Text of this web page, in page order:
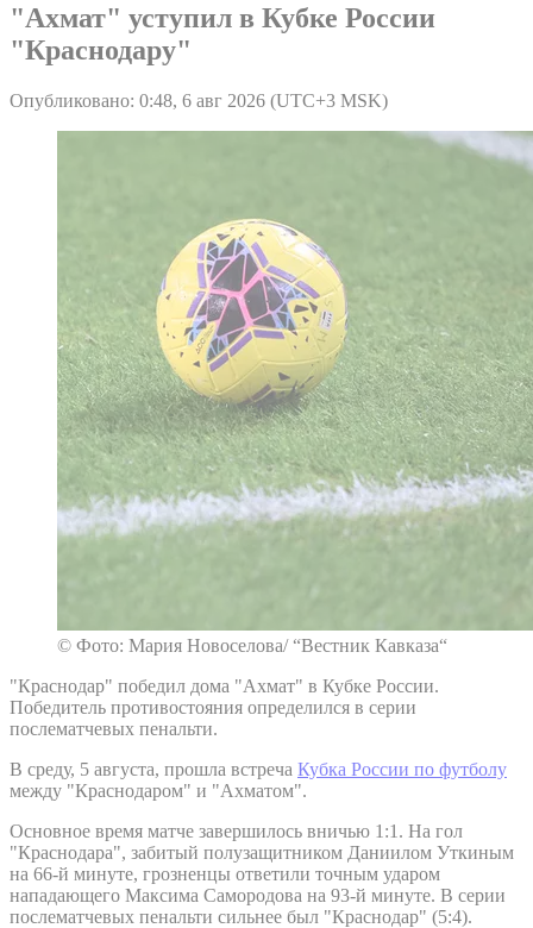
"Ахмат" уступил в Кубке России
"Краснодару"
Опубликовано: 0:48, 6 авг 2026 (UTC+3 MSK)
© Фото: Мария Новоселова/ “Вестник Кавказа“
"Краснодар" победил дома "Ахмат" в Кубке России.
Победитель противостояния определился в серии
послематчевых пенальти.
В среду, 5 августа, прошла встреча Кубка России по футболу
между "Краснодаром" и "Ахматом".
Основное время матче завершилось вничью 1:1. На гол
"Краснодара", забитый полузащитником Даниилом Уткиным
на 66-й минуте, грозненцы ответили точным ударом
нападающего Максима Самородова на 93-й минуте. В серии
послематчевых пенальти сильнее был "Краснодар" (5:4).